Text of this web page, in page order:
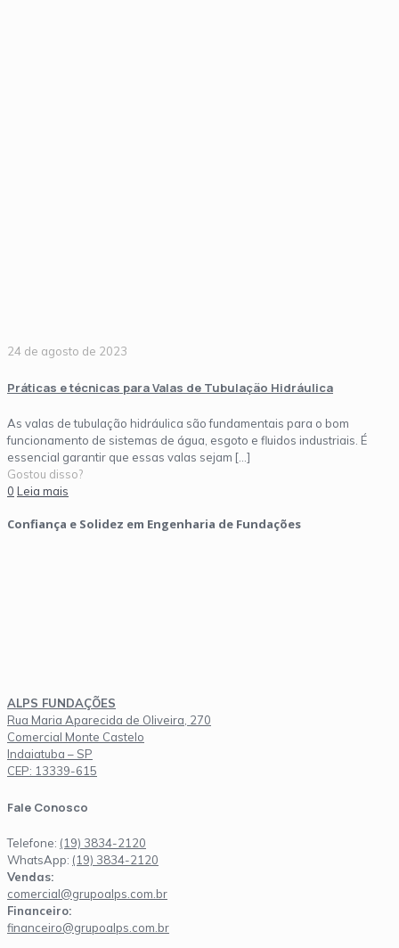
24 de agosto de 2023
Práticas e técnicas para Valas de Tubulação Hidráulica
As valas de tubulação hidráulica são fundamentais para o bom
funcionamento de sistemas de água, esgoto e fluidos industriais. É
essencial garantir que essas valas sejam […]
Gostou disso?
0 Leia mais
Confiança e Solidez em Engenharia de Fundações
ALPS FUNDAÇÕES
Rua Maria Aparecida de Oliveira, 270
Comercial Monte Castelo
Indaiatuba – SP
CEP: 13339-615
Fale Conosco
Telefone: (19) 3834-2120
WhatsApp: (19) 3834-2120
Vendas:
comercial@grupoalps.com.br
Financeiro:
financeiro@grupoalps.com.br